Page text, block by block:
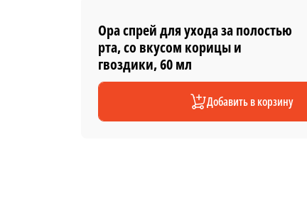
Ора спрей для ухода за полостью
рта, со вкусом корицы и
гвоздики, 60 мл
Добавить в корзину